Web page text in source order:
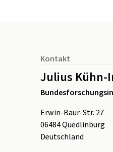
Kontakt
Julius
Erwin-Baur-Str. 27
06484Quedlinburg
Deutschland